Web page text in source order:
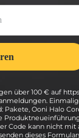
über 100 € auf
Pakete, Ooni Halo
Code kann nicht mit
dieses